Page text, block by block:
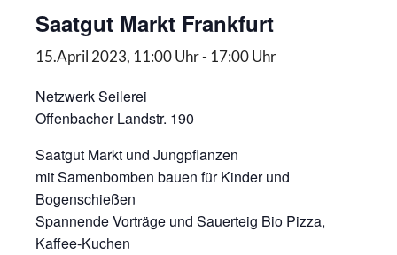
Saatgut Markt Frankfurt
15.April 2023, 11:00 Uhr- 17:00 Uhr
Netzwerk Seilerei
Offenbacher Landstr. 190
Saatgut Markt und Jungpflanzen
mit Samenbomben bauen für Kinder und
Bogenschießen
Spannende Vorträge und Sauerteig Bio Pizza,
Kaffee-Kuchen